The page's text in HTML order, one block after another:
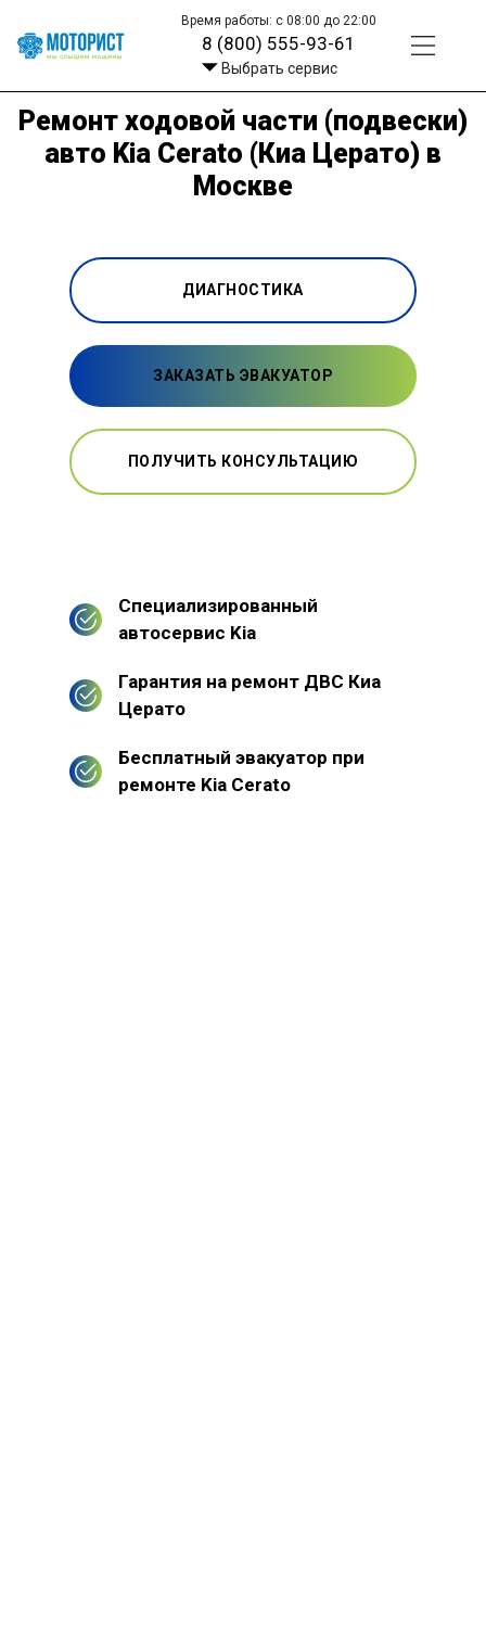
Время работы: с 08:00 до 22:00
8 (800) 555-93-61
Выбрать сервис
Ремонт ходовой части (подвески)
авто Kia Cerato (Киа Церато) в
Москве
ДИАГНОСТИКА
ЗАКАЗАТЬ ЭВАКУАТОР
ПОЛУЧИТЬ КОНСУЛЬТАЦИЮ
Специализированный
автосервис Kia
Гарантия на ремонт ДВС Киа
Церато
Бесплатный эвакуатор при
ремонте Kia Cerato